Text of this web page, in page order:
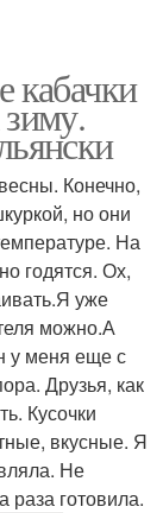
кабачки
Конечно,
но они
На
годятся. Ох,
уже
можно.А
у меня еще с
Друзья, как
Кусочки
вкусные. Я
Не
готовила.